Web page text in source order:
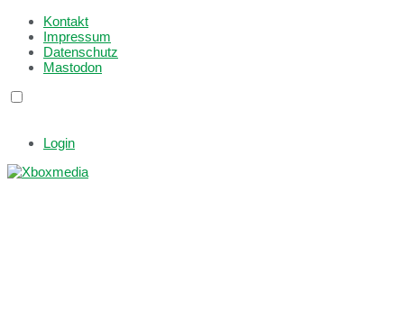
Kontakt
Impressum
Datenschutz
Mastodon
Login